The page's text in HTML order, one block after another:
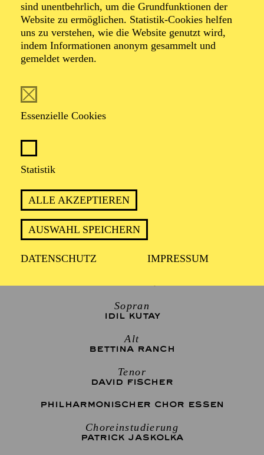
sind unentbehrlich, um die Grundfunktionen der
Website zu ermöglichen. Statistik-Cookies helfen
uns zu verstehen, wie die Website genutzt wird,
indem Informationen anonym gesammelt und
gemeldet werden.
Essenzielle Cookies
Statistik
ALLE AKZEPTIEREN
AUSWAHL SPEICHERN
DATENSCHUTZ IMPRESSUM
TICKETS
Donnerstag 29. April 2027
19:00 Konzerteinführung
Sopran
IDIL KUTAY
Alt
BETTINA RANCH
Tenor
DAVID FISCHER
PHILHARMONISCHER CHOR ESSEN
Choreinstudierung
PATRICK JASKOLKA